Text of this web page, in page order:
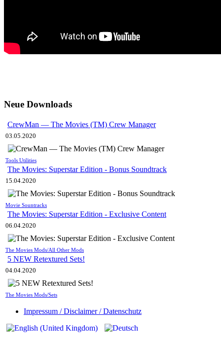
Neue Downloads
CrewMan — The Movies (TM) Crew Manager
03.05.2020
Tools Utilities
The Movies: Superstar Edition - Bonus Soundtrack
15.04.2020
Movie Sountracks
The Movies: Superstar Edition - Exclusive Content
06.04.2020
The Movies Mods/All Other Mods
5 NEW Retextured Sets!
04.04.2020
The Movies Mods/Sets
Impressum / Disclaimer / Datenschutz